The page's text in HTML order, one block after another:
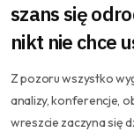
szans się
nikt nie chce
Z pozoru wszystko
analizy, konferencje,
wreszcie zaczyna się